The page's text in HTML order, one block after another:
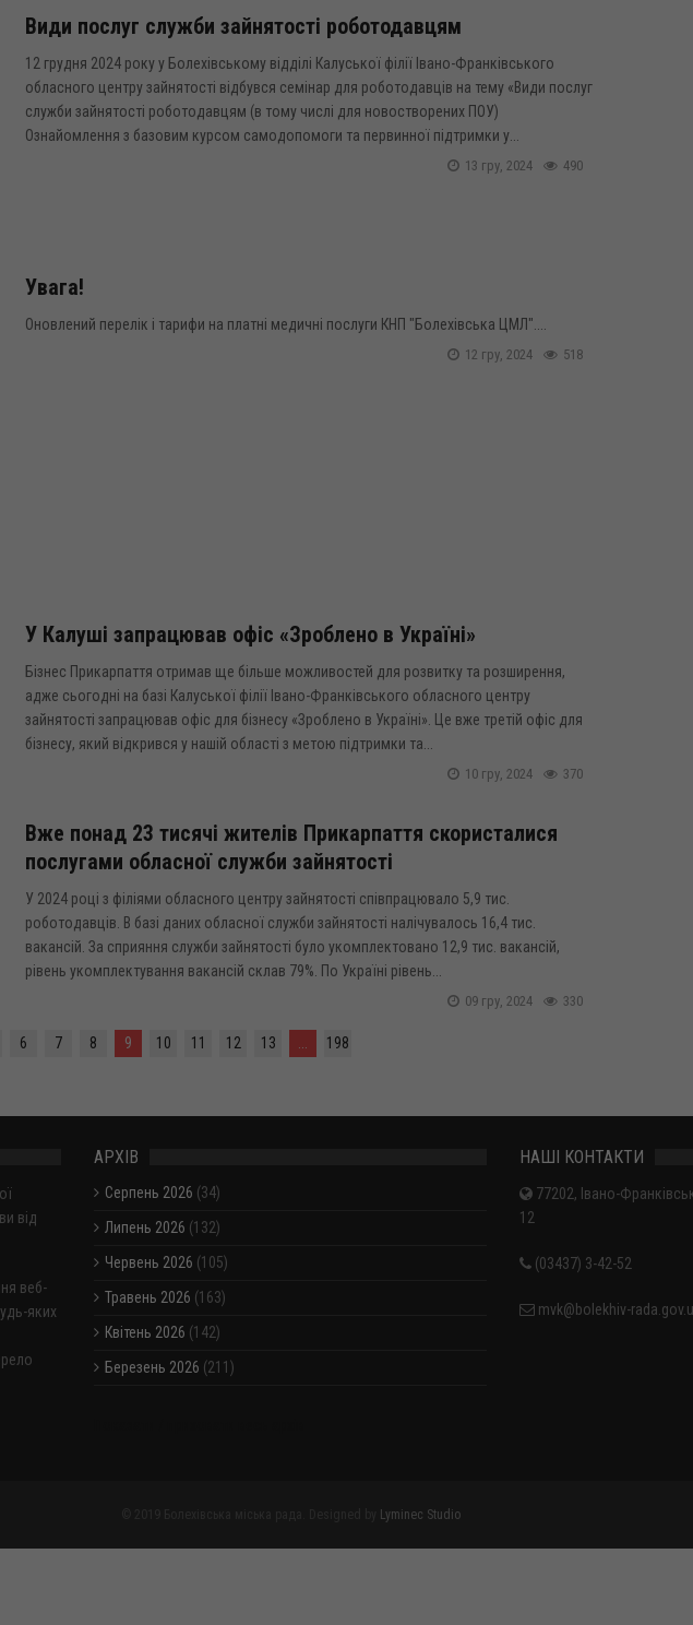
Види послуг служби зайнятості роботодавцям
12 грудня 2024 року у Болехівському відділі Калуської філії Івано-Франківського
обласного центру зайнятості відбувся семінар для роботодавців на тему «Види послуг
служби зайнятості роботодавцям (в тому числі для новостворених ПОУ)
Ознайомлення з базовим курсом самодопомоги та первинної підтримки у...
490
13 гру, 2024
Увага!
Оновлений перелік і тарифи на платні медичні послуги КНП "Болехівська ЦМЛ"....
518
12 гру, 2024
У Калуші запрацював офіс «Зроблено в Україні»
Бізнес Прикарпаття отримав ще більше можливостей для розвитку та розширення,
адже сьогодні на базі Калуської філії Івано-Франківського обласного центру
зайнятості запрацював офіс для бізнесу «Зроблено в Україні». Це вже третій офіс для
бізнесу, який відкрився у нашій області з метою підтримки та...
370
10 гру, 2024
Вже понад 23 тисячі жителів Прикарпаття скористалися
послугами обласної служби зайнятості
У 2024 році з філіями обласного центру зайнятості співпрацювало 5,9 тис.
роботодавців. В базі даних обласної служби зайнятості налічувалось 16,4 тис.
вакансій. За сприяння служби зайнятості було укомплектовано 12,9 тис. вакансій,
рівень укомплектування вакансій склав 79%. По Україні рівень...
330
09 гру, 2024
6 7 8 9 10 11 12 13 ... 198
від
веб-
яких
АРХІВ
Серпень 2026 (34)
Липень 2026 (132)
Червень 2026 (105)
Травень 2026 (163)
Квітень 2026 (142)
Березень 2026 (211)
НАШІ КОНТАКТИ
77202, Івано-
12
(03437) 3-42-52
mvk@bolekhiv-
Lyminec Studio